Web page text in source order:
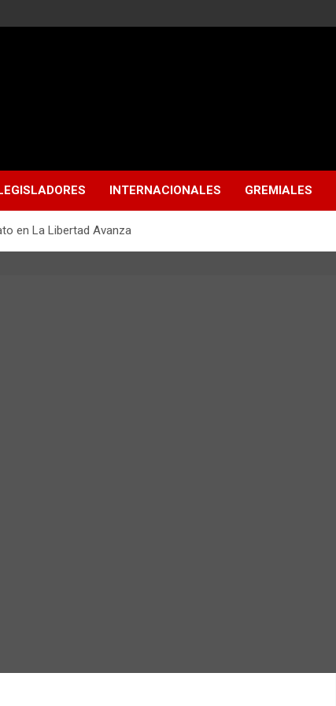
LEGISLADORES INTERNACIONALES GREMIALES
en La Libertad Avanza